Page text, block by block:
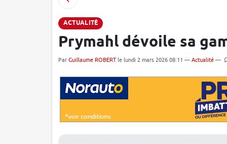
ACTUALITÉ
Prymahl dévoile sa
Par Guillaume ROBERT le lundi 2 mars 2026 08:11 — Actualité —